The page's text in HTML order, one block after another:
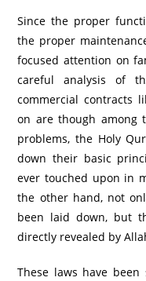
Since the proper
the proper
focused attention on
careful analysis of
commercial contracts
on are though among
problems, the Holy
down their basic
ever touched upon in
the other hand, not
been laid down, but
directly revealed by
These laws have